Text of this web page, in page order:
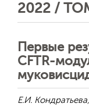
2022 /
Первые
CFTR-
Е.И.